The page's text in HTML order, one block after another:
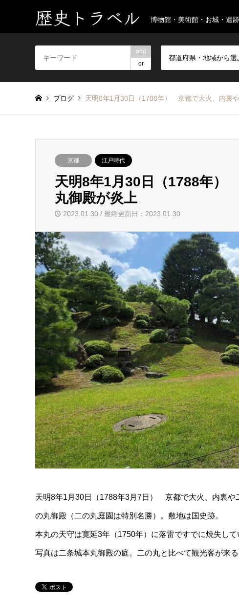
歴史トラベル 博物館・美術館・お城・遺
and
or
都道府県・地域から選
ブログ 天明8年1月30日（1788年） 京都で大火、内裏
京都 江戸時代
天明8年1月30日（1788年）
丸御殿が炎上
2023.01.30 / 最終更新日：2023.01.30
天明8年1月30日（1788年3月7日） 京都で大火、内裏や
の丸御殿（二の丸庭園は特別名勝）。敷地は国史跡。
本丸の天守は寛延3年（1750年）に落雷ですでに焼失して
写真は二条城本丸御殿の庭。二の丸と比べて観光客が来る